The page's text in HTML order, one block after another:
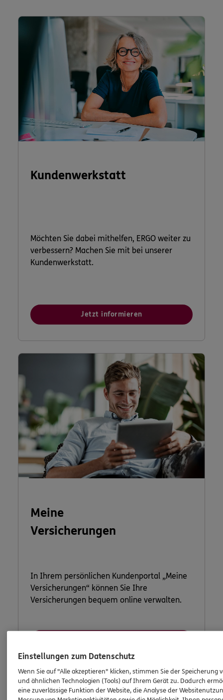
Kundenwerkstatt
Möchten Sie dabei mithelfen, ERGO weiter zu
verbessern? Machen Sie mit bei unserer
Kundenwerkstatt.
Jetzt informieren
Meine
Versicherungen
In Ihrem persönlichen Kundenportal „Meine
Versicherungen“ können Sie Ihre
Versicherungen bequem online verwalten.
Einstellungen zum Datenschutz
Wenn Sie auf "Alle akzeptieren" klicken, stimmen Sie der Speicherung
und ähnlichen Technologien (Tools) auf Ihrem Gerät zu. Dadurch
eine zuverlässige Funktion der Website, die Analyse der